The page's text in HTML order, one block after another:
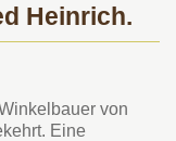
Heinrich.
von
Eine